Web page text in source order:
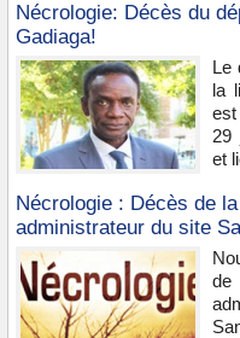
Nécrologie: Décès du
Gadiaga!
Le
la
29
et
Nécrologie : Décès de
administrateur du site
de